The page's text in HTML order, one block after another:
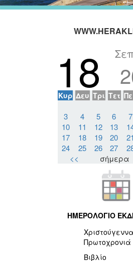
18
Κυρ Δευ Τρι Τετ
3
4 5 6 7
10
11 12 13
17
18 19 20 21
24
25 26 27
<<
σήμερα
ΗΜΕΡΟΛΟΓΙΟ
Πρωτοχρονιά
Βιβλίο